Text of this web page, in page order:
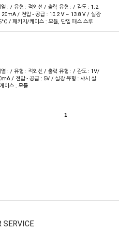
: / 유형 : 적외선 / 출력 유형 : / 감도 : 1.2
/ 전압 - 공급 : 10.2 V ~ 13.8 V / 실장
/ 패키지/케이스 : 모듈, 단일 패스 스루
: / 유형 : 적외선 / 출력 유형 : / 감도 : 1V/
/ 전압 - 공급 : 5V / 실장 유형 : 섀시 실
이스 : 모듈
1
SERVICE